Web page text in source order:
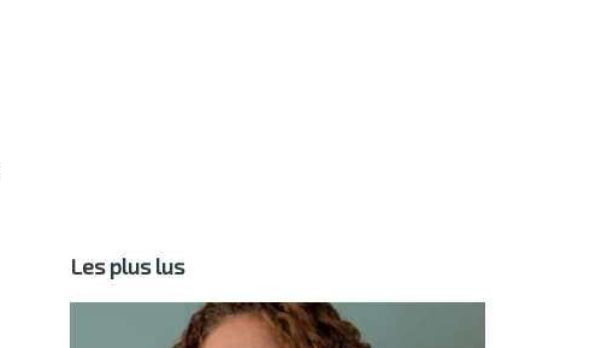
Les plus lus